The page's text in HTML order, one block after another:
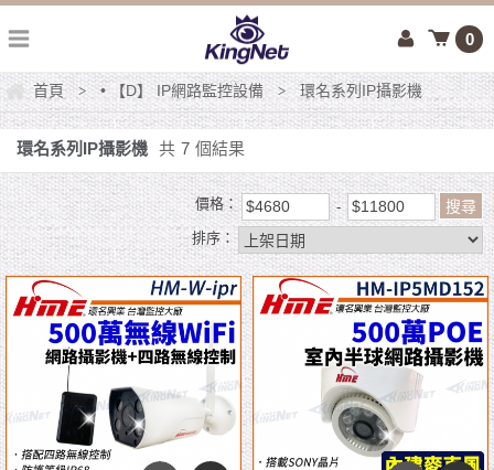
0
首頁 > • 【D】 IP網路監控設備 > 環名系列IP攝影機
環名系列IP攝影機 共 7 個結果
價格：
排序：